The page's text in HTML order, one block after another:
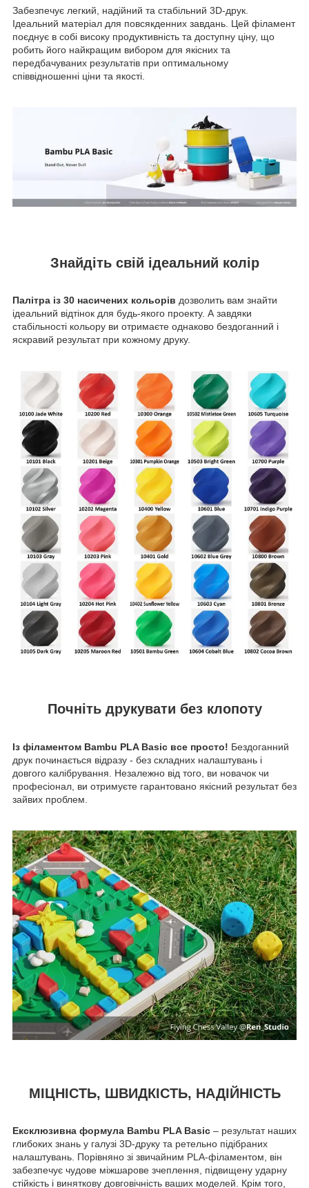
Забезпечує легкий, надійний та стабільний 3D-друк.
Ідеальний матеріал для повсякденних завдань. Цей філамент
поєднує в собі високу продуктивність та доступну ціну, що
робить його найкращим вибором для якісних та
передбачуваних результатів при оптимальному
співвідношенні ціни та якості.
Знайдіть свій ідеальний колір
Палітра із 30 насичених кольорів дозволить вам знайти
ідеальний відтінок для будь-якого проекту. А завдяки
стабільності кольору ви отримаєте однаково бездоганний і
яскравий результат при кожному друку.
Почніть друкувати без клопоту
Із філаментом Bambu PLA Basic все просто! Бездоганний
друк починається відразу - без складних налаштувань і
довгого калібрування. Незалежно від того, ви новачок чи
професіонал, ви отримуєте гарантовано якісний результат без
зайвих проблем.
МІЦНІСТЬ, ШВИДКІСТЬ, НАДІЙНІСТЬ
Ексклюзивна формула Bambu PLA Basic – результат наших
глибоких знань у галузі 3D-друку та ретельно підібраних
налаштувань. Порівняно зі звичайним PLA-філаментом, він
забезпечує чудове міжшарове зчеплення, підвищену ударну
стійкість і виняткову довговічність ваших моделей. Крім того,